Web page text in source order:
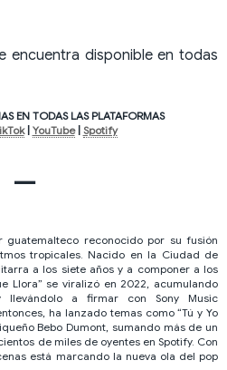
encuentra disponible en todas
EN TODAS LAS PLATAFORMAS
| YouTube| Spotify
—
guatemalteco reconocido por su fusión
tropicales. Nacido en la Ciudad de
a los siete años y a componer a los
Llora” se viralizó en 2022, acumulando
llevándolo a firmar con Sony Music
ha lanzado temas como “Tú y Yo
Bebo Dumont, sumando más de un
de miles de oyentes en Spotify. Con
está marcando la nueva ola del pop